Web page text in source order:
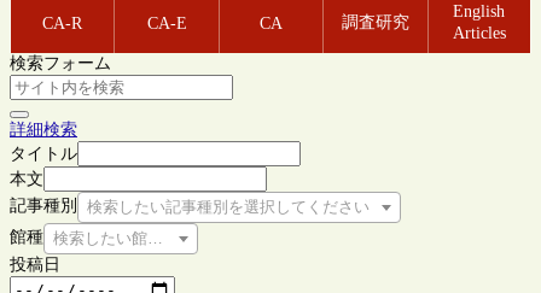
CA-R CA-E CA 調査研究
English
Articles
検索フォーム
詳細検索
タイトル
本文
記事種別
検索したい記事種別を選択してください
館種 検索したい館種を選択してください
投稿日